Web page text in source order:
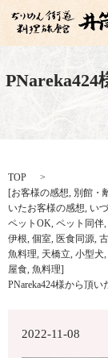
TOP
[お客様の感想, 別館・
いたお客様の感想, い
ペットOK, ペット同伴,
伊根, 個室, 医食同源,
魚料理, 天橋立, 小型犬,
屋食, 魚料理]
PNareka424様から頂
2022-11-08